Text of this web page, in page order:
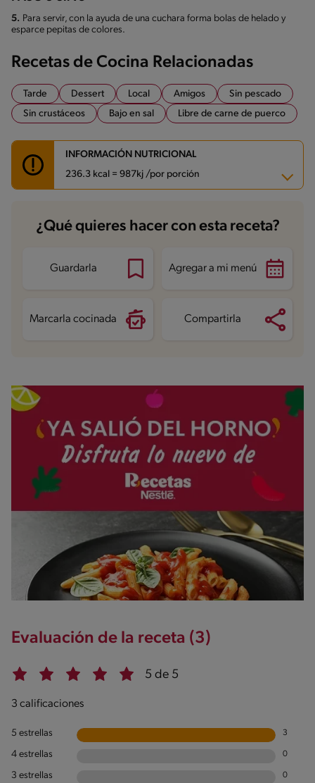
5. Para servir, con la ayuda de una cuchara forma bolas de helado y
esparce pepitas de colores.
Recetas de Cocina Relacionadas
Tarde Dessert Local Amigos
Sin pescado
Sin crustáceos
Bajo en sal Libre de carne de puerco
INFORMACIÓN NUTRICIONAL
236.3 kcal = 987kj /por porción
Carbohidratos 28.5 g
Energía 236.3 kcal
Grasas saturadas
¿Qué quieres hacer con esta receta?
Guardarla Agregar a mi menú
Marcarla cocinada Compartirla
Evaluación de la receta (3)
5 de 5
3 calificaciones
5 estrellas 3
4 estrellas 0
3 estrellas 0